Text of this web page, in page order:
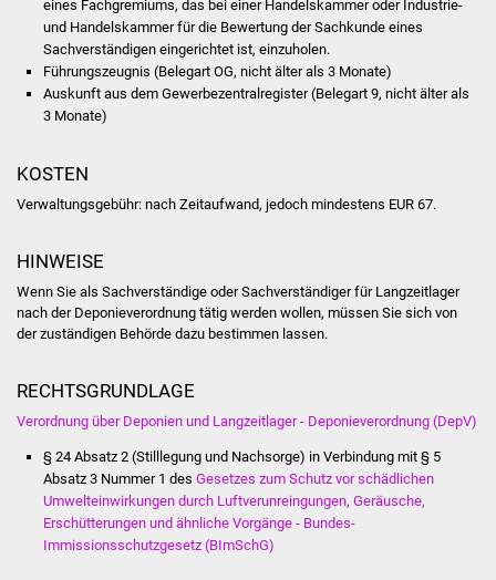
Volkshochschule
Soziale Einrichtungen
Jugendhaus
Kinder- und
Suenergie
NETZMonitor
Gesundheit und Notfall
eines Fachgremiums, das bei einer Handelskammer oder Industrie-
und Handelskammer für die Bewertung der Sachkunde eines
Sachverständigen eingerichtet ist, einzuholen.
Führungszeugnis (Belegart OG, nicht älter als 3 Monate)
Auskunft aus dem Gewerbezentralregister (Belegart 9, nicht älter als
3 Monate)
KOSTEN
Verwaltungsgebühr: nach Zeitaufwand, jedoch mindestens EUR 67.
HINWEISE
Wenn Sie als Sachverständige oder Sachverständiger für Langzeitlager
nach der Deponieverordnung tätig werden wollen, müssen Sie sich von
der zuständigen Behörde dazu bestimmen lassen.
RECHTSGRUNDLAGE
Verordnung über Deponien und Langzeitlager - Deponieverordnung (DepV)
§ 24 Absatz 2 (Stilllegung und Nachsorge) in Verbindung mit § 5
Absatz 3 Nummer 1 des Gesetzes zum Schutz vor schädlichen
Umwelteinwirkungen durch Luftverunreingungen, Geräusche,
Erschütterungen und ähnliche Vorgänge - Bundes-
Immissionsschutzgesetz (BImSchG)